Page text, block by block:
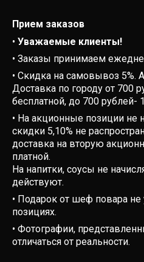
Прием заказов
• Уважаемые клиенты!
• Заказы принимаем
• Скидка на самовывоз 5%.
Доставка по городу от 700
бесплатной, до 700 рублей-
• На акционные позиции не
скидки 5,10% не
доставка на вторую
платной.
На напитки, соусы не
действуют.
• Подарок от шеф повара не
позициях.
• Фотографии,
отличаться от реальности.